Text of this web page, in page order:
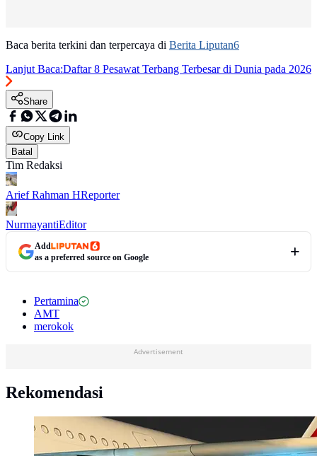
Baca berita terkini dan terpercaya di Berita Liputan6
Lanjut Baca:Daftar 8 Pesawat Terbang Terbesar di Dunia pada 2026
Share
Copy Link
Batal
Tim Redaksi
Arief Rahman HReporter
NurmayantiEditor
Add
as a preferred source on Google
Pertamina
AMT
merokok
Advertisement
Rekomendasi